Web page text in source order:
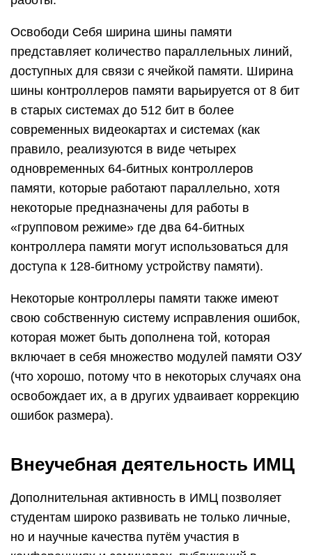
Освободи Себя ширина шины памяти
представляет количество параллельных линий,
доступных для связи с ячейкой памяти. Ширина
шины контроллеров памяти варьируется от 8 бит
в старых системах до 512 бит в более
современных видеокартах и ​​системах (как
правило, реализуются в виде четырех
одновременных 64-битных контроллеров
памяти, которые работают параллельно, хотя
некоторые предназначены для работы в
«групповом режиме» где два 64-битных
контроллера памяти могут использоваться для
доступа к 128-битному устройству памяти).
Некоторые контроллеры памяти также имеют
свою собственную систему исправления ошибок,
которая может быть дополнена той, которая
включает в себя множество модулей памяти ОЗУ
(что хорошо, потому что в некоторых случаях она
освобождает их, а в других удваивает коррекцию
ошибок размера).
Внеучебная деятельность ИМЦ
Дополнительная активность в ИМЦ позволяет
студентам широко развивать не только личные,
но и научные качества путём участия в